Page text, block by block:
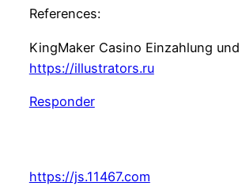
References:
KingMaker Casino Einzahlung
https://illustrators.ru
Responder
https://js.11467.com